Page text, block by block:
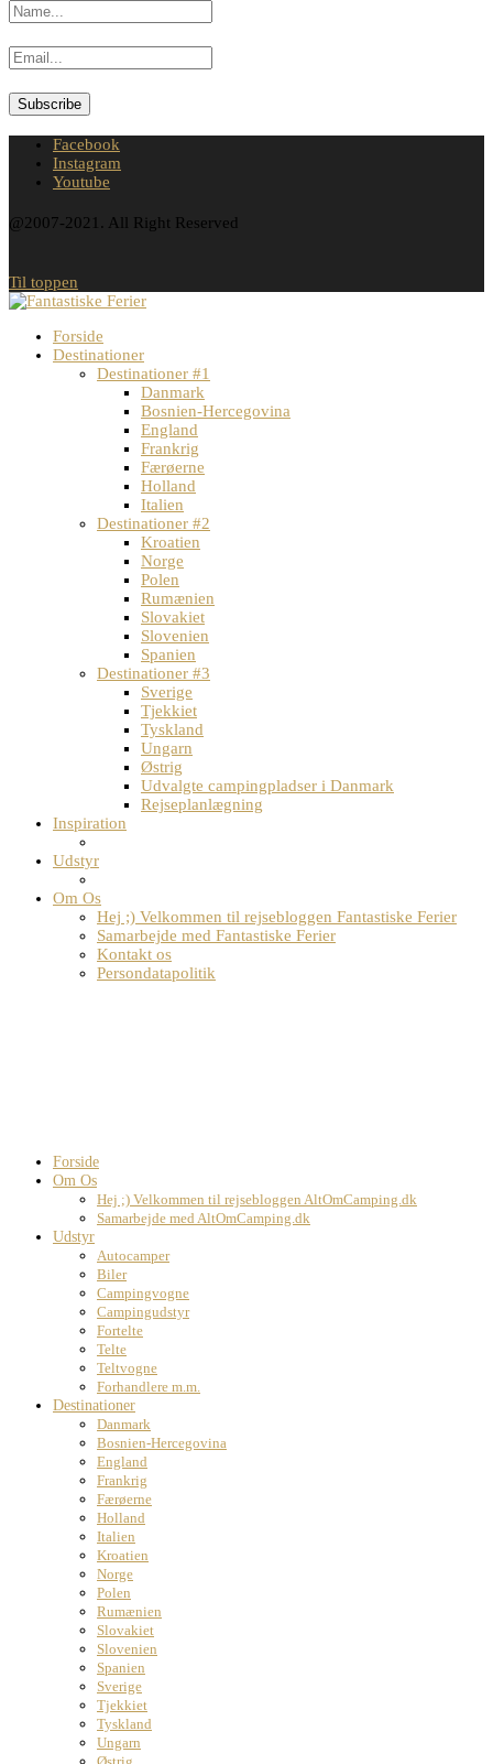
Facebook
Instagram
Youtube
@2007-2021. All Right Reserved
Til toppen
Forside
Destinationer
Destinationer #1
Danmark
Bosnien-Hercegovina
England
Frankrig
Færøerne
Holland
Italien
Destinationer #2
Kroatien
Norge
Polen
Rumænien
Slovakiet
Slovenien
Spanien
Destinationer #3
Sverige
Tjekkiet
Tyskland
Ungarn
Østrig
Udvalgte campingpladser i Danmark
Rejseplanlægning
Inspiration
Udstyr
Om Os
Hej ;) Velkommen til rejsebloggen Fantastiske Ferier
Samarbejde med Fantastiske Ferier
Kontakt os
Persondatapolitik
Forside
Om Os
Hej ;) Velkommen til rejsebloggen AltOmCamping.dk
Samarbejde med AltOmCamping.dk
Udstyr
Autocamper
Biler
Campingvogne
Campingudstyr
Fortelte
Telte
Teltvogne
Forhandlere m.m.
Destinationer
Danmark
Bosnien-Hercegovina
England
Frankrig
Færøerne
Holland
Italien
Kroatien
Norge
Polen
Rumænien
Slovakiet
Slovenien
Spanien
Sverige
Tjekkiet
Tyskland
Ungarn